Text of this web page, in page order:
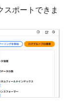
スポートできま